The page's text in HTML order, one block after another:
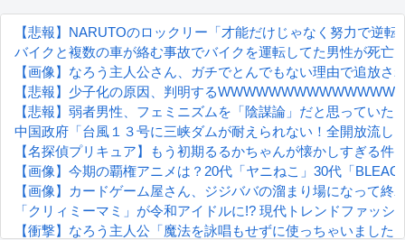
【悲報】NARUTOのロックリー「才能だけじゃなく努力で逆
バイクと複数の車が絡む事故でバイクを運転してた男性が死
【画像】なろう主人公さん、ガチでとんでもない理由で追放さ
【悲報】少子化の原因、判明する
【悲報】弱者男性、フェミニズムを「陰謀論」だと思っていた
中国政府「台風１３号に三峡ダムが耐えられない！全開放流
【名探偵プリキュア】もう初期るるかちゃんが懐かしすぎる件
【画像】今期の覇権アニメは？20代「ヤニねこ」30代「
【画像】カードゲーム屋さん、ジジババの溜まり場になって終
「クリィミーマミ」が令和アイドルに!? 現代トレンドファッ
【衝撃】なろう主人公「魔法を詠唱もせずに使っちゃいまし